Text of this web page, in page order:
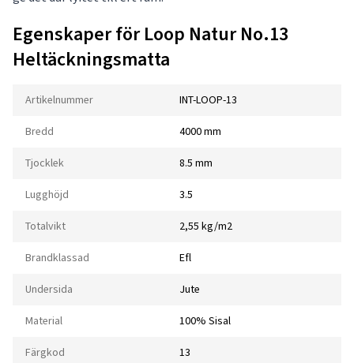
Egenskaper för Loop Natur No.13
Heltäckningsmatta
Artikelnummer INT-LOOP-13
Bredd 4000 mm
Tjocklek 8.5 mm
Lugghöjd 3.5
Totalvikt 2,55 kg/m2
Brandklassad Efl
Undersida Jute
Material 100% Sisal
Färgkod 13